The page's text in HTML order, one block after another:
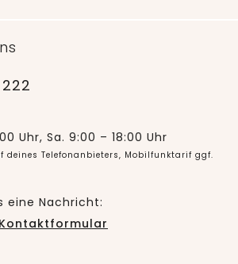
Uhr, Sa. 9:00 – 18:00 Uhr
deines Telefonanbieters, Mobilfunktarif ggf.
eine Nachricht: